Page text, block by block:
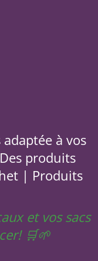
à vos
produits
| Produits
et vos sacs
🛒🌱